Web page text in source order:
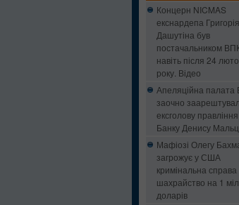
Концерн NICMAS
екснардепа Григорія
Дашутіна був
постачальником ВПК
навіть після 24
року. Відео
Апеляційна
заочно
ексголову
Банку Денису
Мафіозі Олегу
загрожує у США
кримінальна
шахрайство на 1
доларів